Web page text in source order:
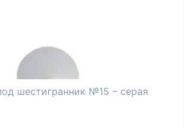
шестигранник №15 – серая